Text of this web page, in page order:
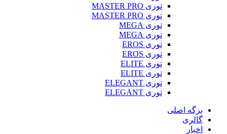
توری MASTER PRO
توری MASTER PRO
توری MEGA
توری MEGA
توری EROS
توری EROS
توری ELITE
توری ELITE
توری ELEGANT
توری ELEGANT
برگه اصلی
گالری
اخبار